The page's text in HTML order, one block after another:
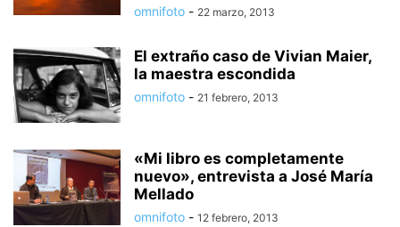
omnifoto - 22 marzo, 2013
El extraño caso de Vivian Maier,
la maestra escondida
omnifoto - 21 febrero, 2013
«Mi libro es completamente
nuevo», entrevista a José María
Mellado
omnifoto - 12 febrero, 2013